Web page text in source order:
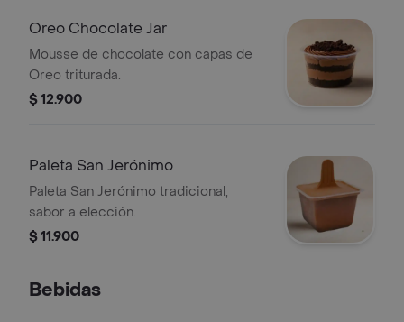
Oreo Chocolate Jar
Mousse de chocolate con capas de
Oreo triturada.
$ 12.900
Paleta San Jerónimo
Paleta San Jerónimo tradicional,
sabor a elección.
$ 11.900
Bebidas